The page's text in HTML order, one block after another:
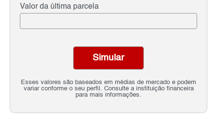
Valor da última parcela
Esses valores são baseados em médias de mercado e podem
variar conforme o seu perfil. Consulte a instituição financeira
para mais informações.
Simular